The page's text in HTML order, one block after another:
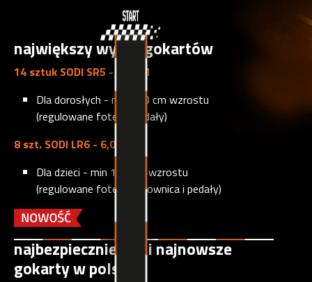
największy wybór gokartów
14 sztuk SODI SR5 - 6,5 KM
Dla dorosłych - min 160 cm wzrostu
(regulowane fotele i pedały)
8 szt. SODI LR6 - 6,0 KM
Dla dzieci - min 130 cm wzrostu
(regulowane fotele, kierownica i pedały)
najbezpieczniejsze i najnowsze
gokarty w polsce